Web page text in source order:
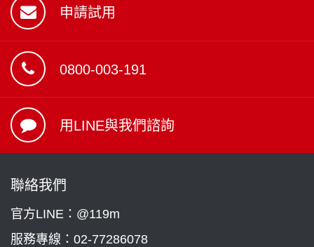
申請試用
0800-003-191
用LINE與我們諮詢
聯絡我們
官方LINE：@119m
服務專線： 02-77286078